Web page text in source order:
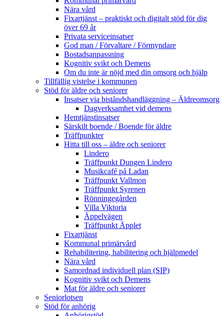
Nära vård
Fixartjänst – praktiskt och digitalt stöd för dig
över 69 år
Privata serviceinsatser
God man / Förvaltare / Förmyndare
Bostadsanpassning
Kognitiv svikt och Demens
Om du inte är nöjd med din omsorg och hjälp
Tillfällig vistelse i kommunen
Stöd för äldre och seniorer
Insatser via biståndshandläggning – Äldreomsorg
Dagverksamhet vid demens
Hemtjänstinsatser
Särskilt boende / Boende för äldre
Träffpunkter
Hitta till oss – äldre och seniorer
Lindero
Träffpunkt Dungen Lindero
Musikcafé på Ladan
Träffpunkt Vallmon
Träffpunkt Syrenen
Rönningegården
Villa Viktoria
Äppelvägen
Träffpunkt Äpplet
Fixartjänst
Kommunal primärvård
Rehabilitering, habilitering och hjälpmedel
Nära vård
Samordnad individuell plan (SIP)
Kognitiv svikt och Demens
Mat för äldre och seniorer
Seniorlotsen
Stöd för anhörig